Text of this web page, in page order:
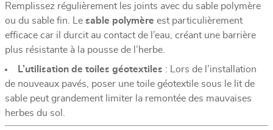
Remplissez régulièrement les joints avec du sable polymère
ou du sable fin. Le sable polymère est particulièrement
efficace car il durcit au contact de l’eau, créant une barrière
plus résistante à la pousse de l’herbe.
L’utilisation de toiles géotextiles : Lors de l’installation
de nouveaux pavés, poser une toile géotextile sous le lit de
sable peut grandement limiter la remontée des mauvaises
herbes du sol.